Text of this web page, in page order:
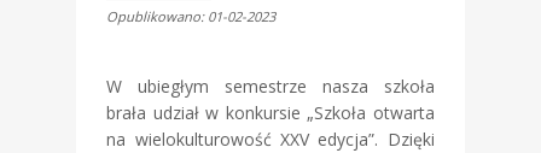
Opublikowano: 01-02-2023
W ubiegłym semestrze nasza szkoła
brała udział w konkursie „Szkoła otwarta
na wielokulturowość XXV edycja”. Dzięki